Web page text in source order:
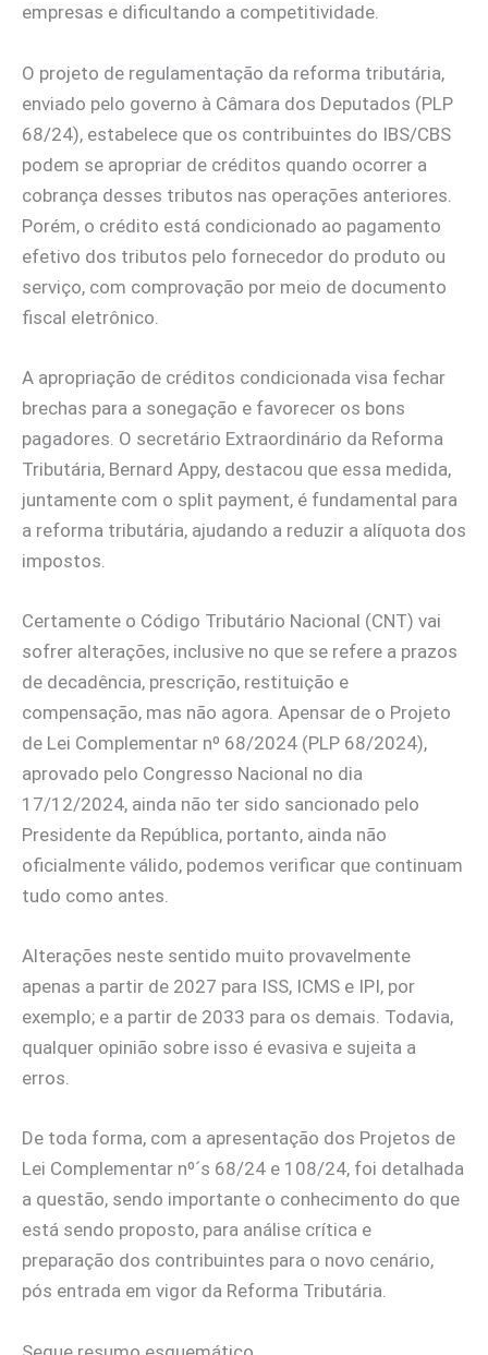
empresas e dificultando a competitividade.
O projeto de regulamentação da reforma tributária,
enviado pelo governo à Câmara dos Deputados (PLP
68/24), estabelece que os contribuintes do IBS/CBS
podem se apropriar de créditos quando ocorrer a
cobrança desses tributos nas operações anteriores.
Porém, o crédito está condicionado ao pagamento
efetivo dos tributos pelo fornecedor do produto ou
serviço, com comprovação por meio de documento
fiscal eletrônico.
A apropriação de créditos condicionada visa fechar
brechas para a sonegação e favorecer os bons
pagadores. O secretário Extraordinário da Reforma
Tributária, Bernard Appy, destacou que essa medida,
juntamente com o split payment, é fundamental para
a reforma tributária, ajudando a reduzir a alíquota dos
impostos.
Certamente o Código Tributário Nacional (CNT) vai
sofrer alterações, inclusive no que se refere a prazos
de decadência, prescrição, restituição e
compensação, mas não agora. Apensar de o Projeto
de Lei Complementar nº 68/2024 (PLP 68/2024),
aprovado pelo Congresso Nacional no dia
17/12/2024, ainda não ter sido sancionado pelo
Presidente da República, portanto, ainda não
oficialmente válido, podemos verificar que continuam
tudo como antes.
Alterações neste sentido muito provavelmente
apenas a partir de 2027 para ISS, ICMS e IPI, por
exemplo; e a partir de 2033 para os demais. Todavia,
qualquer opinião sobre isso é evasiva e sujeita a
erros.
De toda forma, com a apresentação dos Projetos de
Lei Complementar nº´s 68/24 e 108/24, foi detalhada
a questão, sendo importante o conhecimento do que
está sendo proposto, para análise crítica e
preparação dos contribuintes para o novo cenário,
pós entrada em vigor da Reforma Tributária.